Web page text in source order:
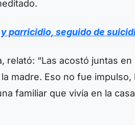
parricidio, seguido de
relató: “Las acostó juntas
madre. Eso no fue impulso,
familiar que vivía en la